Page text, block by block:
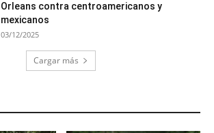
Orleans contra centroamericanos y
mexicanos
03/12/2025
Cargar más